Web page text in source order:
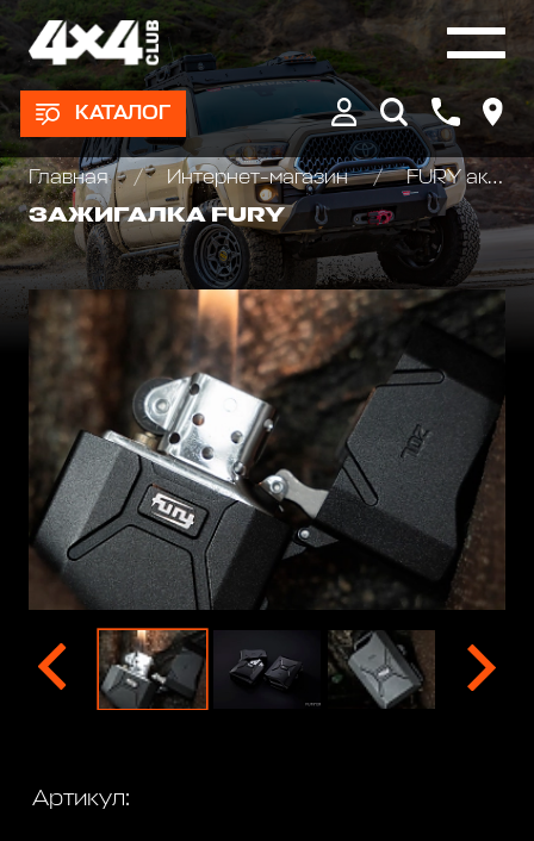
КАТАЛОГ
Главная Интернет-магазин
FURY аксессуары Jeep Wrangler JL\JT\JK
ЗАЖИГАЛКА FURY
Артикул: